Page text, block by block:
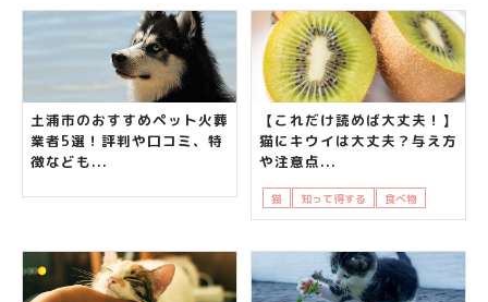
土浦市のおすすめペット火葬
業者5選！評判や口コミ、特
徴なども...
【これだけ読めば大丈夫！】
猫にキウイは大丈夫？与え方
や注意点...
猫 知って得する 食べ物